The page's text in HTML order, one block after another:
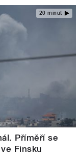
20 minut
Příměří se
Finsku